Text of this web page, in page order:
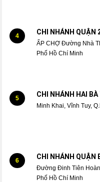
4 CHI NHÁNH QUẬN
ẤP CHỢ Đường Nhà
Phố Hồ Chí Minh
5 CHI NHÁNH HAI BÀ
Minh Khai, Vĩnh Tuy,
6 CHI NHÁNH QUẬN
Đường Đinh Tiên
Phố Hồ Chí Minh